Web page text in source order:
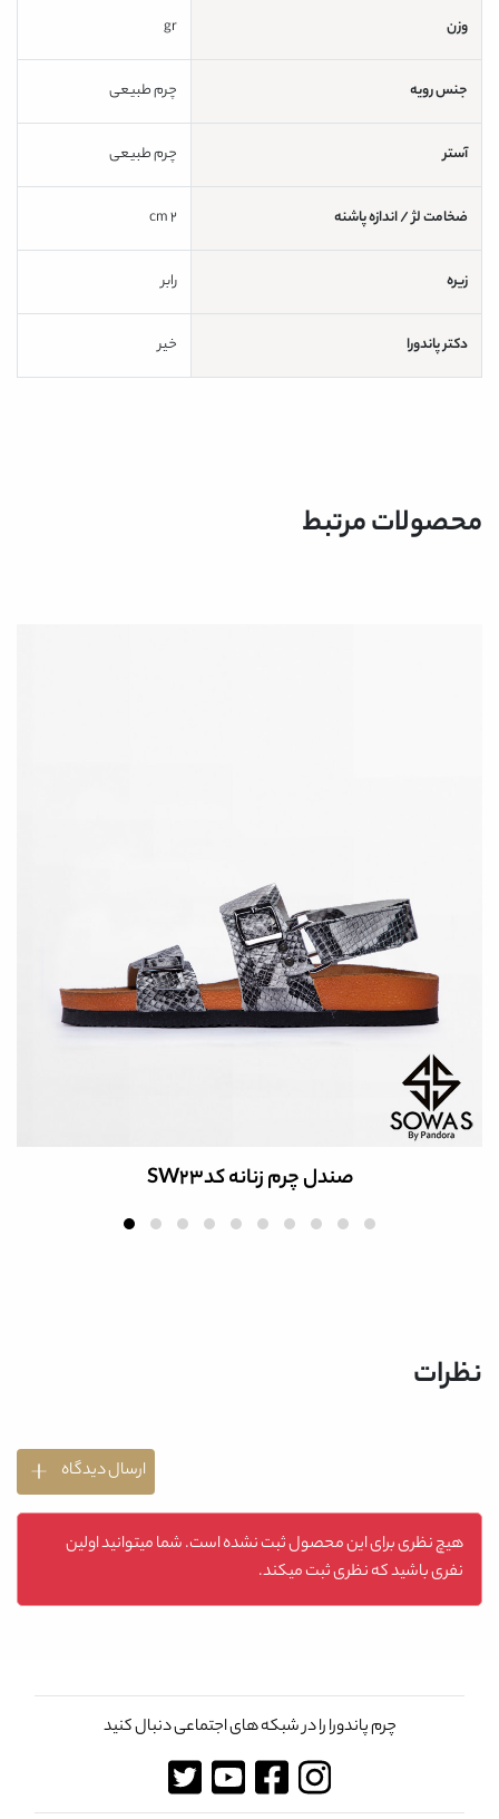
وزن gr
جنس رویه چرم طبیعی
آستر چرم طبیعی
ضخامت لژ / اندازه پاشنه
زیره رابر
دکتر پاندورا خیر
محصولات مرتبط
صندل چرم زنانه کدSW23
نظرات
ارسال دیدگاه
هیچ نظری برای این محصول ثبت نشده است. شما میتوانید اولین
نفری باشید که نظری ثبت میکند.
چرم پاندورا را در شبکه های اجتماعی دنبال کنید